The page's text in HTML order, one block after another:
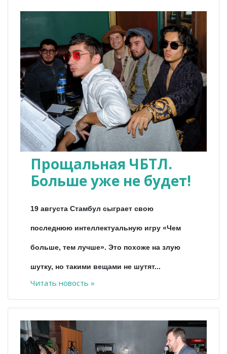
Прощальная ЧБТЛ.
Больше уже не будет!
19 августа Стамбул сыграет свою
последнюю интеллектуальную игру «Чем
больше, тем лучше». Это похоже на злую
шутку, но такими вещами не шутят...
Читать новость »